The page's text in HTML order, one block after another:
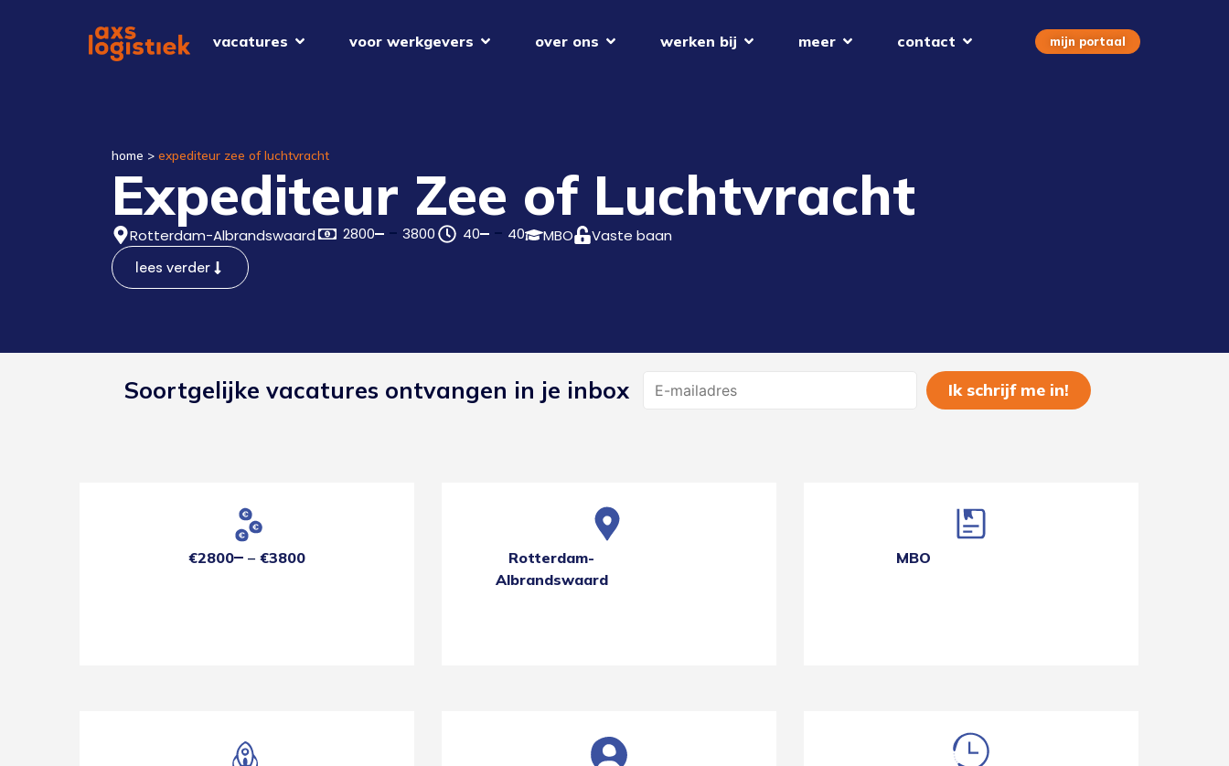
vacatures voor werkgevers over ons werken bij meer contact mijn portaal
home > expediteur zee of luchtvracht
Expediteur Zee of Luchtvracht
Rotterdam-Albrandswaard 2800 3800 40 40 MBO Vaste baan
lees verder
Soortgelijke vacatures ontvangen in je inbox
€2800 €3800
Rotterdam-
Albrandswaard
MBO